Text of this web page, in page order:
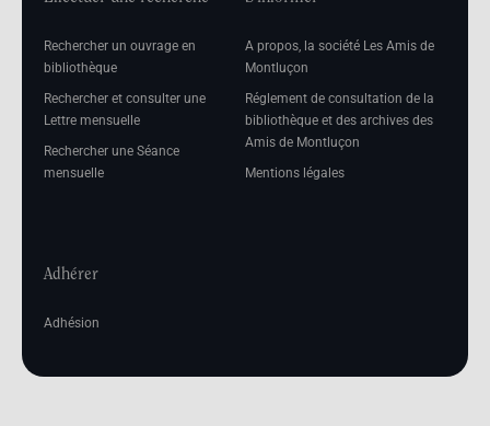
Rechercher un ouvrage en
bibliothèque
Rechercher et consulter une
Lettre mensuelle
Rechercher une Séance
mensuelle
A propos, la société Les Amis de
Montluçon
Réglement de consultation de la
bibliothèque et des archives des
Amis de Montluçon
Mentions légales
Adhérer
Adhésion